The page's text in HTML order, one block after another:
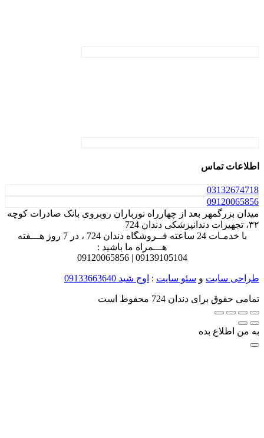
اطلاعات تماس
03132674718
09120065856
میدان بزرگمهر بعد از چهارراه نورباران روبروی بانک صادرات کوچه
۳۲، تجهیزات دندانپزشکی دندان 724
با خدمـات 24 ساعته فــروشگاه دندان 724 ، در 7 روز هـــفته
هـــمراه ما باشید :
09139105104 |
09120065856
طراحی سایت و سئو سایت : اوج شید 09133663640
تمامی حقوق برای دندان 724 محفوط است
به من اطلاع بده